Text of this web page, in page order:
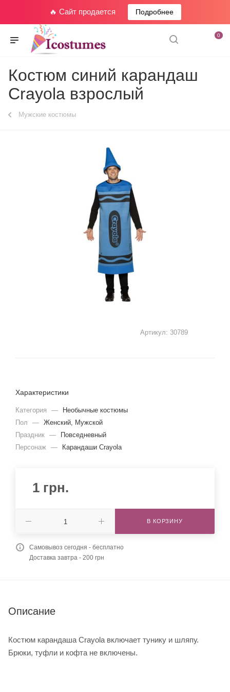
🔥 Сайт продается Подробнее
0
Костюм синий карандаш
Crayola взрослый
Мужские костюмы
Артикул: 30789
Характеристики
Категория —
Необычные костюмы
Пол
— Женский, Мужской
Праздник —
Повседневный
Персонаж — Карандаши Сrayola
1 грн.
В КОРЗИНУ
Самовывоз сегодня - бесплатно
Доставка завтра - 200 грн
Описание
Костюм карандаша Crayola включает тунику и шляпу.
Брюки, туфли и кофта не включены.